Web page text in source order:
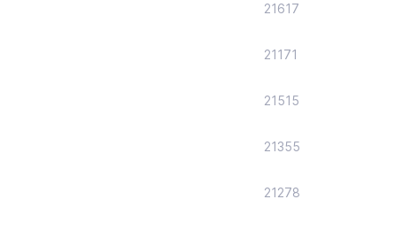
21617
21171
21515
21355
21278